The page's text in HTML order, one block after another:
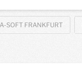
SOFT FRANKFURT